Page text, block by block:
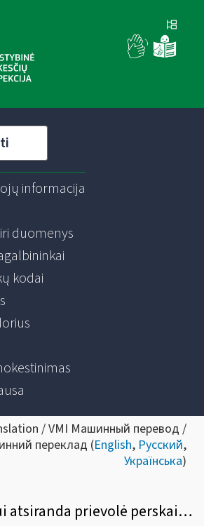
informacija
duomenys
kodai
/ VMI Машинный перевод /
переклад (English, Русский,
Українська)
Kada gyventojui atsiranda prievolė perskaičiuoti pajamų mokestį, taikant progresinius mokesčio tarifus?